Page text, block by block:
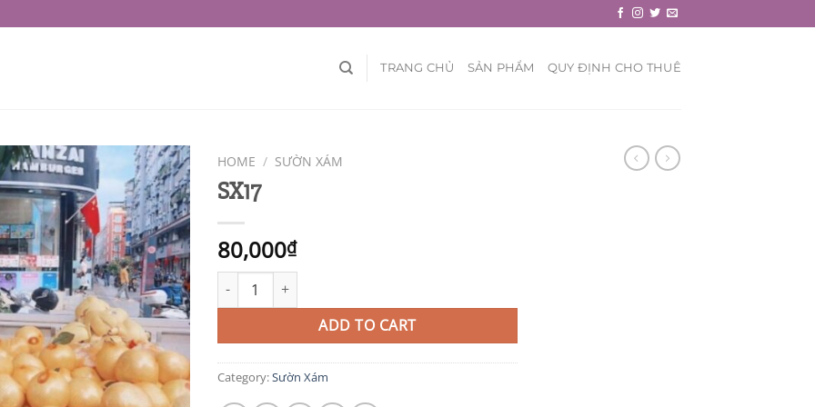
TRANG CHỦ SẢN PHẨM QUY ĐỊNH CHO THUÊ
HOME / SƯỜN XÁM
SX17
80,000₫
SX17 quantity
ADD TO CART
Category:Sườn Xám